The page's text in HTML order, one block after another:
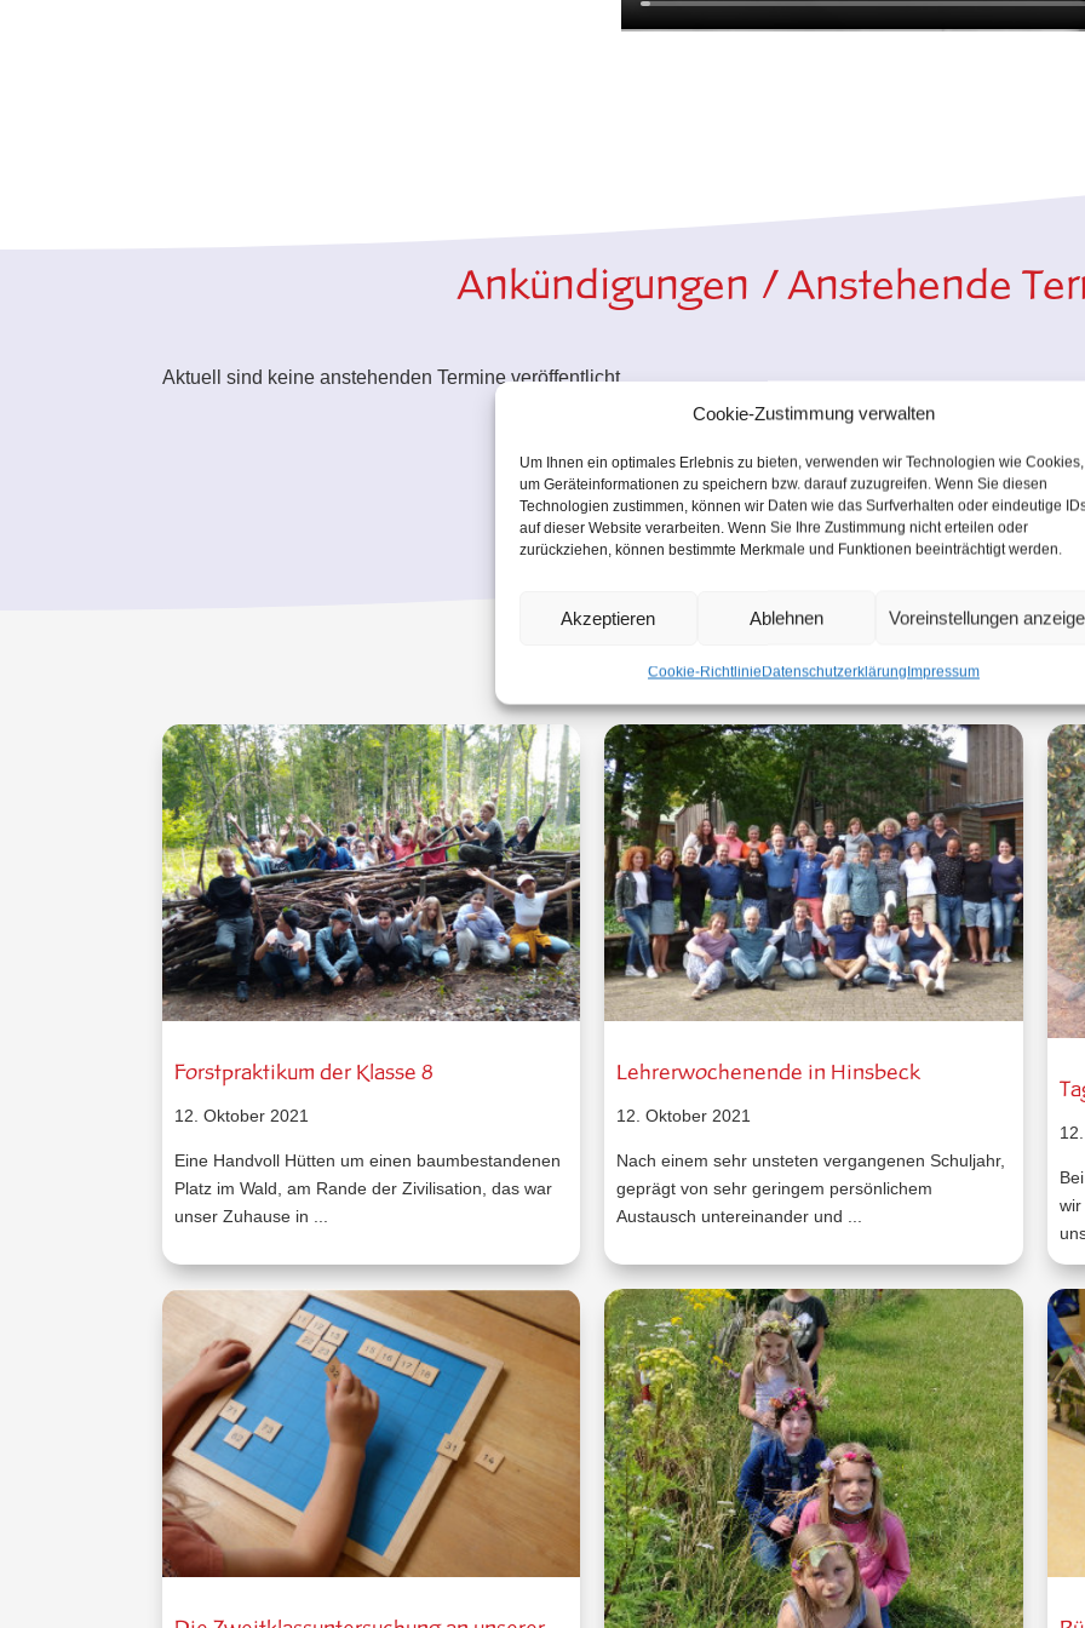
Cookie-Zustimmung verwalten
Um Ihnen ein optimales Erlebnis zu bieten, verwenden wir Technologien wie Cookies,
um Geräteinformationen zu speichern bzw. darauf zuzugreifen. Wenn Sie diesen
Technologien zustimmen, können wir Daten wie das Surfverhalten oder eindeutige
auf dieser Website verarbeiten. Wenn Sie Ihre Zustimmung nicht erteilen oder
zurückziehen, können bestimmte Merkmale und Funktionen beeinträchtigt werden.
Akzeptieren Ablehnen Voreinstellungen
Cookie-RichtlinieDatenschutzerklärungImpressum
Ankündigungen / Anstehende
Aktuell sind keine anstehenden Termine veröffentlicht.
Forstpraktikum der Klasse 8
12. Oktober 2021
Eine Handvoll Hütten um einen baumbestandenen
Platz im Wald, am Rande der Zivilisation, das war
unser Zuhause in ...
Lehrerwochenende in Hinsbeck
12. Oktober 2021
Nach einem sehr unsteten vergangenen Schuljahr,
geprägt von sehr geringem persönlichem
Austausch untereinander und ...
wir